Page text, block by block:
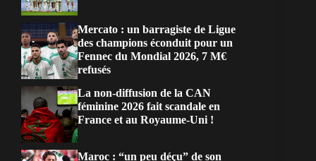
Mercato : un barragiste de Ligue
des champions éconduit pour un
Fennec du Mondial 2026, 7 M€
refusés
La non-diffusion de la CAN
féminine 2026 fait scandale en
France et au Royaume-Uni !
Maroc : “un peu déçu” de son